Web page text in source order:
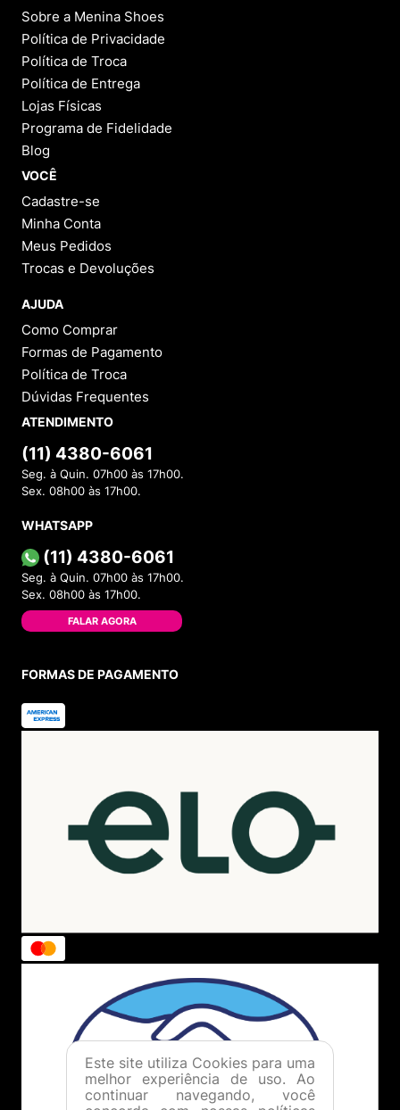
Sobre a Menina Shoes
Política de Privacidade
Política de Troca
Política de Entrega
Lojas Físicas
Programa de Fidelidade
Blog
VOCÊ
Cadastre-se
Minha Conta
Meus Pedidos
Trocas e Devoluções
AJUDA
Como Comprar
Formas de Pagamento
Política de Troca
Dúvidas Frequentes
ATENDIMENTO
(11) 4380-6061
Seg. à Quin. 07h00 às 17h00.
Sex. 08h00 às 17h00.
WHATSAPP
(11) 4380-6061
Seg. à Quin. 07h00 às 17h00.
Sex. 08h00 às 17h00.
FALAR AGORA
FORMAS DE PAGAMENTO
Este site utiliza Cookies para uma
melhor experiência de uso. Ao
continuar navegando, você